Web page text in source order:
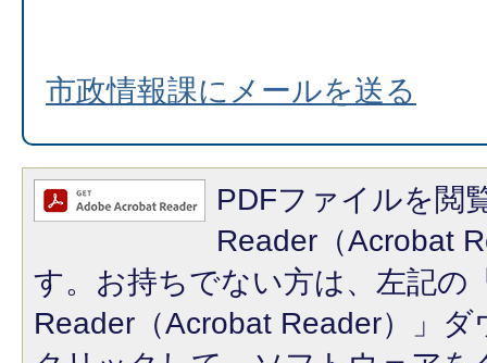
市政情報課にメールを送る
PDFファイルを閲
Reader（Acrobat
す。お持ちでない方は、左記の
Reader（Acrobat Reader）」